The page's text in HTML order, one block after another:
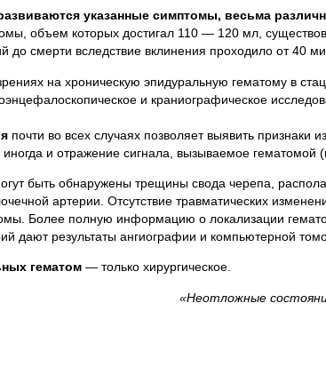
указанные симптомы, весьма
объем которых достигал 110 — 120 мл,
до смерти вследствие вклинения проходило от 40
на хроническую эпидуральную гематому в
и краниографическое
почти во всех случаях позволяет выявить признаки
и отражение сигнала, вызываемое гематомой
быть обнаружены трещины свода черепа,
артерии. Отсутствие травматических
Более полную информацию о локализации
дают результаты ангиографии и компьютерной
гематом — только хирургическое.
«Неотложные